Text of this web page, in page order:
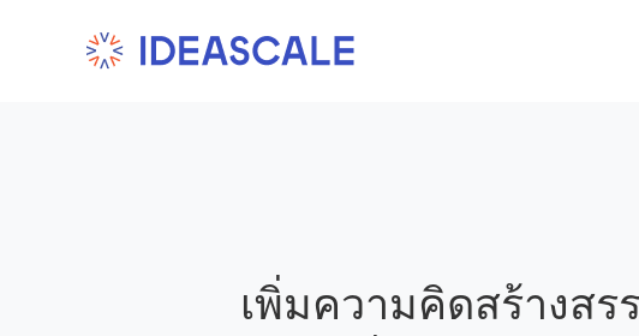
เพิ่มความคิดสร้างสร